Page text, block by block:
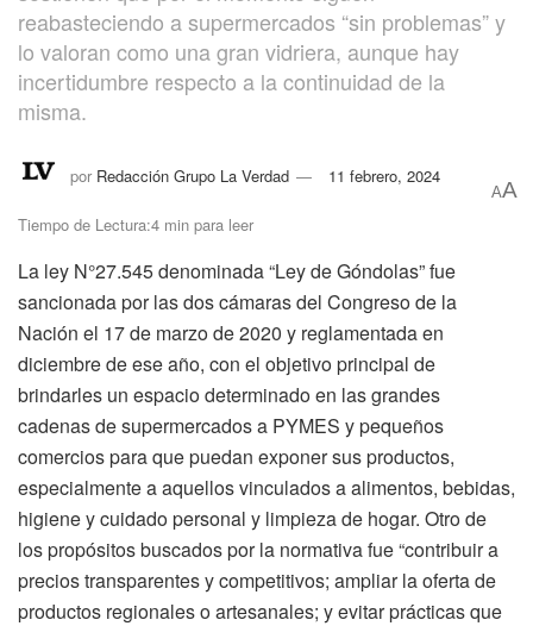
reabasteciendo a supermercados “sin problemas” y
lo valoran como una gran vidriera, aunque hay
incertidumbre respecto a la continuidad de la
misma.
por Redacción Grupo La Verdad 11 febrero, 2024
Tiempo de Lectura:4 min para leer
AA
La ley N°27.545 denominada “Ley de Góndolas” fue
sancionada por las dos cámaras del Congreso de la
Nación el 17 de marzo de 2020 y reglamentada en
diciembre de ese año, con el objetivo principal de
brindarles un espacio determinado en las grandes
cadenas de supermercados a PYMES y pequeños
comercios para que puedan exponer sus productos,
especialmente a aquellos vinculados a alimentos, bebidas,
higiene y cuidado personal y limpieza de hogar. Otro de
los propósitos buscados por la normativa fue “contribuir a
precios transparentes y competitivos; ampliar la oferta de
productos regionales o artesanales; y evitar prácticas que